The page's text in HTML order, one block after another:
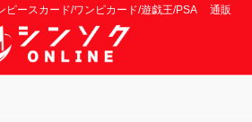
ピースカード/ワンピカード/遊戯王/PSA 通販